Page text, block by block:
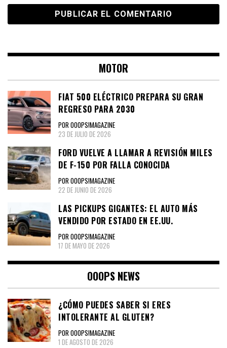
MOTOR
FIAT 500 ELÉCTRICO PREPARA SU GRAN
REGRESO PARA 2030
POR OOOPS!MAGAZINE
23 DE JULIO DE 2026
FORD VUELVE A LLAMAR A REVISIÓN MILES
DE F-150 POR FALLA CONOCIDA
POR OOOPS!MAGAZINE
22 DE JUNIO DE 2026
LAS PICKUPS GIGANTES: EL AUTO MÁS
VENDIDO POR ESTADO EN EE.UU.
POR OOOPS!MAGAZINE
17 DE MAYO DE 2026
OOOPS NEWS
¿CÓMO PUEDES SABER SI ERES
INTOLERANTE AL GLUTEN?
POR OOOPS!MAGAZINE
1 DE AGOSTO DE 2026